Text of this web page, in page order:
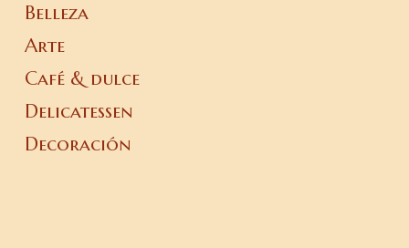
Belleza
Arte
Café & dulce
Delicatessen
Decoración